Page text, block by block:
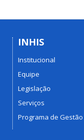
INHIS
Institucional
Equipe
Legislação
Serviços
Programa de Gestão